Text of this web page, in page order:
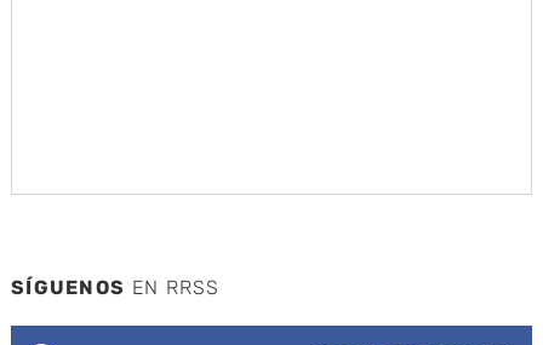
SÍGUENOS EN RRSS